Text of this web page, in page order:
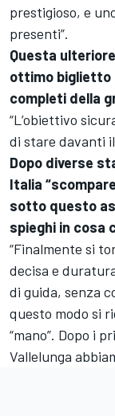
prestigioso, e
presenti”.
Questa
ottimo biglietto
completi della
“L’obiettivo
di stare davanti
Dopo diverse
Italia
sotto questo
spieghi in cosa
“Finalmente si
decisa e
di guida, senza
questo modo si
“mano”. Dopo i
Vallelunga